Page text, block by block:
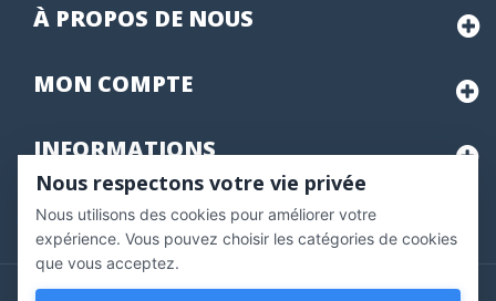
À PROPOS DE NOUS
MON COMPTE
INFORMATIONS
Marchand approuvé par la Société des Avis Garantis,
pour vérifier .
Copyright © 2020 Vernazobres Grego - tous droits
Nous respectons votre vie privée
Nous utilisons des cookies pour améliorer votre
expérience. Vous pouvez choisir les catégories de cookies
que vous acceptez.